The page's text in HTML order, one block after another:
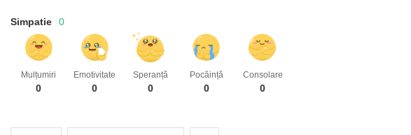
Simpatie 0
Mulțumiri
0
Emotivitate
0
Speranță
0
Pocăință
0
Consolare
0